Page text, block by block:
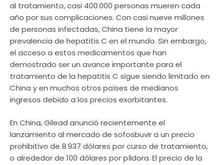
al tratamiento, casi 400.000 personas mueren cada
año por sus complicaciones. Con casi nueve millones
de personas infectadas, China tiene la mayor
prevalencia de hepatitis C en el mundo. Sin embargo,
el acceso a estos medicamentos que han
demostrado ser un avance importante para el
tratamiento de la hepatitis C sigue siendo limitado en
China y en muchos otros países de medianos
ingresos debido a los precios exorbitantes.
En China, Gilead anunció recientemente el
lanzamiento al mercado de sofosbuvir a un precio
prohibitivo de 8.937 dólares por curso de tratamiento,
o alrededor de 100 dólares por píldora. El precio de la